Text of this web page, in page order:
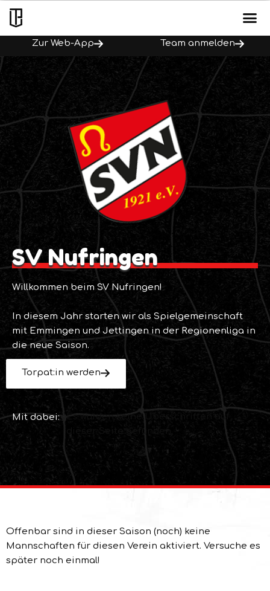
Zur Web-App Team anmelden
SV Nufringen
Willkommen beim SV Nufringen!
In diesem Jahr starten wir als Spielgemeinschaft
mit Emmingen und Jettingen in der Regionenliga in
die neue Saison.
Torpat:in werden
Mit dabei:
Es wurden keine Überschriften auf
Offenbar sind in dieser Saison (noch) keine
Mannschaften für diesen Verein aktiviert. Versuche es
später noch einmal!